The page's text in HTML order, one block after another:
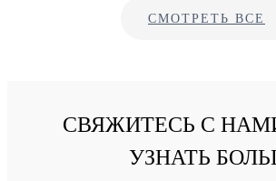
СМОТРЕТЬ ВСЕ
СВЯЖИТЕСЬ С
УЗНАТЬ